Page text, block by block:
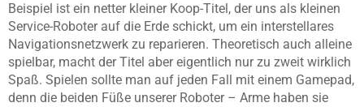
Beispiel ist ein netter kleiner Koop-Titel, der uns als kleinen
Service-Roboter auf die Erde schickt, um ein interstellares
Navigationsnetzwerk zu reparieren. Theoretisch auch alleine
spielbar, macht der Titel aber eigentlich nur zu zweit wirklich
Spaß. Spielen sollte man auf jeden Fall mit einem Gamepad,
denn die beiden Füße unserer Roboter – Arme haben sie